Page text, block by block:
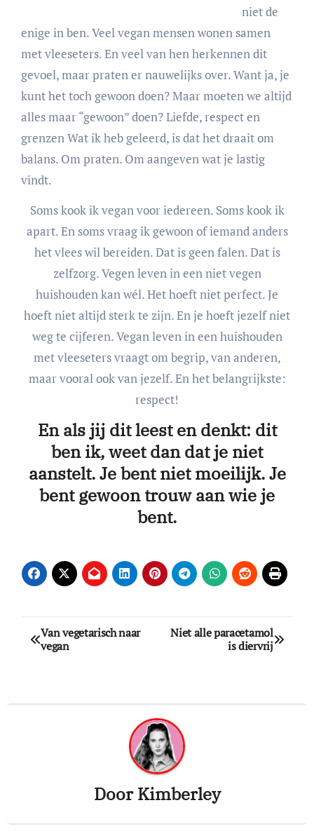
niet de
enige in ben. Veel vegan mensen wonen samen
met vleeseters. En veel van hen herkennen dit
gevoel, maar praten er nauwelijks over. Want ja, je
kunt het toch gewoon doen? Maar moeten we altijd
alles maar “gewoon” doen? Liefde, respect en
grenzen Wat ik heb geleerd, is dat het draait om
balans. Om praten. Om aangeven wat je lastig
vindt.
Soms kook ik vegan voor iedereen. Soms kook ik
apart. En soms vraag ik gewoon of iemand anders
het vlees wil bereiden. Dat is geen falen. Dat is
zelfzorg. Vegen leven in een niet vegen
huishouden kan wél. Het hoeft niet perfect. Je
hoeft niet altijd sterk te zijn. En je hoeft jezelf niet
weg te cijferen. Vegan leven in een huishouden
met vleeseters vraagt om begrip, van anderen,
maar vooral ook van jezelf. En het belangrijkste:
respect!
En als jij dit leest en denkt: dit
ben ik, weet dan dat je niet
aanstelt. Je bent niet moeilijk. Je
bent gewoon trouw aan wie je
bent.
Bericht
navigatie
Van vegetarisch naar
vegan
Niet alle paracetamol
is diervrij
DoorKimberley